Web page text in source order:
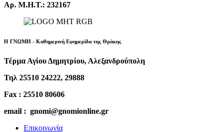
Αρ. Μ.Η.Τ.: 232167
Η ΓΝΩΜΗ - Καθημερινή Εφημερίδα της Θράκης
Τέρμα Αγίου Δημητρίου, Αλεξανδρούπολη
Τηλ 25510 24222, 29888
Fax : 25510 80606
email : gnomi@gnomionline.gr
Επικοινωνία